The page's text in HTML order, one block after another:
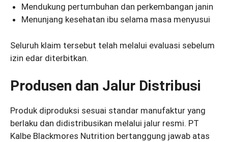
Mendukung pertumbuhan dan perkembangan janin
Menunjang kesehatan ibu selama masa menyusui
Seluruh klaim tersebut telah melalui evaluasi sebelum
izin edar diterbitkan.
Produsen dan Jalur Distribusi
Produk diproduksi sesuai standar manufaktur yang
berlaku dan didistribusikan melalui jalur resmi. PT
Kalbe Blackmores Nutrition bertanggung jawab atas